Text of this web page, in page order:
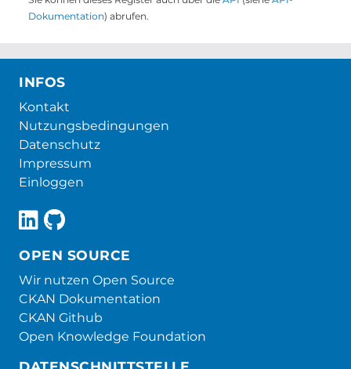
Dokumentation) abrufen.
INFOS
Kontakt
Nutzungsbedingungen
Datenschutz
Impressum
Einloggen
OPEN SOURCE
Wir nutzen Open Source
CKAN Dokumentation
CKAN Github
Open Knowledge Foundation